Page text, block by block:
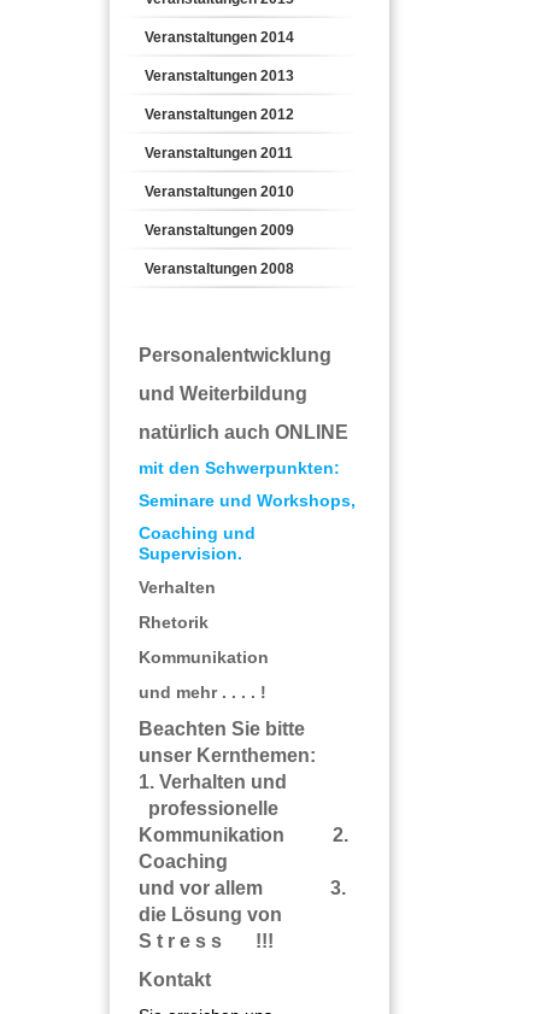
Veranstaltungen 2014
Veranstaltungen 2013
Veranstaltungen 2012
Veranstaltungen 2011
Veranstaltungen 2010
Veranstaltungen 2009
Veranstaltungen 2008
Personalentwicklung
und Weiterbildung
natürlich auch ONLINE
mit den Schwerpunkten:
Seminare und Workshops,
Coaching und
Supervision.
Verhalten
Rhetorik
Kommunikation
und mehr . . . . !
Beachten Sie bitte
unser Kernthemen:
1. Verhalten und
professionelle
Kommunikation 2.
Coaching
und vor allem 3.
die Lösung von
S t r e s s !!!
Kontakt